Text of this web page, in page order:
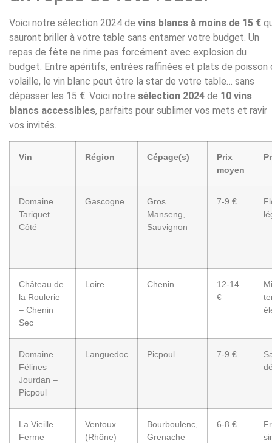
Voici notre sélection 2024 de vins blancs à moins de 15 €
sauront briller à votre table sans entamer votre budget. Un
repas de fête ne rime pas forcément avec explosion du
budget. Entre apéritifs, entrées raffinées et plats de poisson
volaille, le vin blanc peut être la star de votre table… sans
dépasser les 15 €. Voici notre sélection 2024 de 10 vins
blancs accessibles, parfaits pour sublimer vos mets et ravir
vos invités.
Vin Région Cépage(s)
Prix
moyen
Domaine
Tariquet –
Côté
Gascogne
Gros
Manseng,
Sauvignon
7-9 €
Château de
la Roulerie
– Chenin
Sec
Loire Chenin
12-14
€
Domaine
Félines
Jourdan –
Picpoul
Languedoc Picpoul 7-9 €
La Vieille
Ferme –
Ventoux
(Rhône)
Bourboulenc,
Grenache
6-8 €